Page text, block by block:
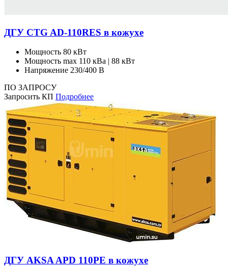
ДГУ CTG AD-110RES в кожухе
Мощность 80 кВт
Мощность max 110 кВа | 88 кВт
Напряжение 230/400 В
ПО ЗАПРОСУ
Запросить КП Подробнее
ДГУ AKSA APD 110PE в кожухе